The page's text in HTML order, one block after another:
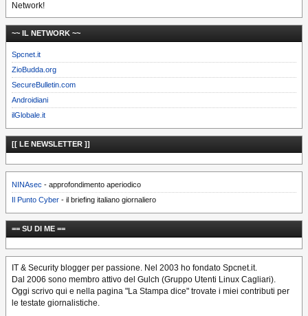
Network!
~~ IL NETWORK ~~
Spcnet.it
ZioBudda.org
SecureBulletin.com
Androidiani
ilGlobale.it
[[ LE NEWSLETTER ]]
NINAsec - approfondimento aperiodico
Il Punto Cyber - il briefing italiano giornaliero
== SU DI ME ==
IT & Security blogger per passione. Nel 2003 ho fondato Spcnet.it.
Dal 2006 sono membro attivo del Gulch (Gruppo Utenti Linux Cagliari).
Oggi scrivo qui e nella pagina "La Stampa dice" trovate i miei contributi per
le testate giornalistiche.